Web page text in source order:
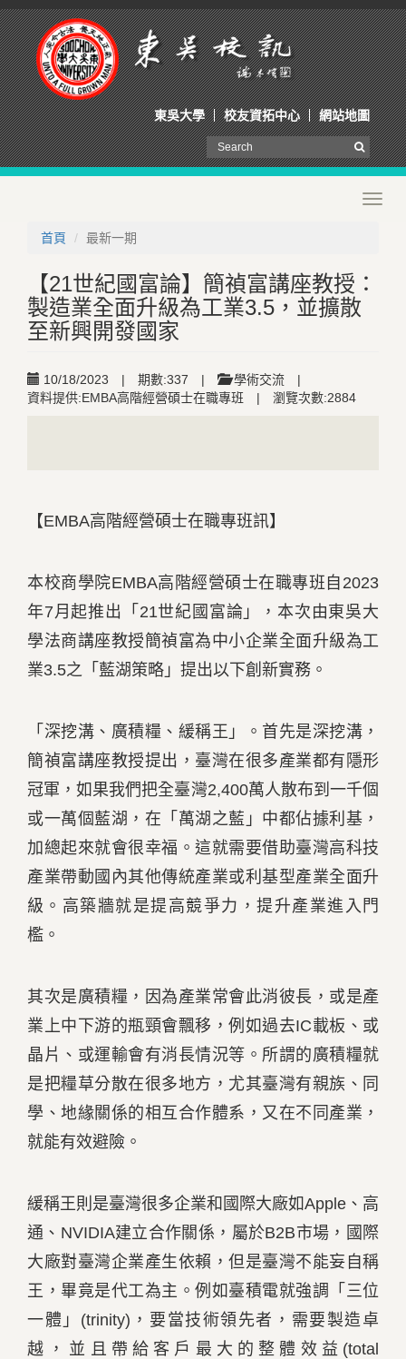
東吳大學 校友資拓中心 網站地圖
首頁
最新一期
【21世紀國富論】簡禎富講座教授：
製造業全面升級為工業3.5，並擴散
至新興開發國家
10/18/2023 | 期數:337 | 學術交流
|
資料提供:EMBA高階經營碩士在職專班
| 瀏覽次數:2884
【EMBA高階經營碩士在職專班訊】
本校商學院EMBA高階經營碩士在職專班自2023
年7月起推出「21世紀國富論」，本次由東吳大
學法商講座教授簡禎富為中小企業全面升級為工
業3.5之「藍湖策略」提出以下創新實務。
「深挖溝、廣積糧、緩稱王」。首先是深挖溝，
簡禎富講座教授提出，臺灣在很多產業都有隱形
冠軍，如果我們把全臺灣2,400萬人散布到一千個
或一萬個藍湖，在「萬湖之藍」中都佔據利基，
加總起來就會很幸福。這就需要借助臺灣高科技
產業帶動國內其他傳統產業或利基型產業全面升
級。高築牆就是提高競爭力，提升產業進入門
檻。
其次是廣積糧，因為產業常會此消彼長，或是產
業上中下游的瓶頸會飄移，例如過去IC載板、或
晶片、或運輸會有消長情況等。所謂的廣積糧就
是把糧草分散在很多地方，尤其臺灣有親族、同
學、地緣關係的相互合作體系，又在不同產業，
就能有效避險。
緩稱王則是臺灣很多企業和國際大廠如Apple、高
通、NVIDIA建立合作關係，屬於B2B市場，國際
大廠對臺灣企業產生依賴，但是臺灣不能妄自稱
王，畢竟是代工為主。例如臺積電就強調「三位
一體」(trinity)，要當技術領先者，需要製造卓
越，並且帶給客戶最大的整體效益(total